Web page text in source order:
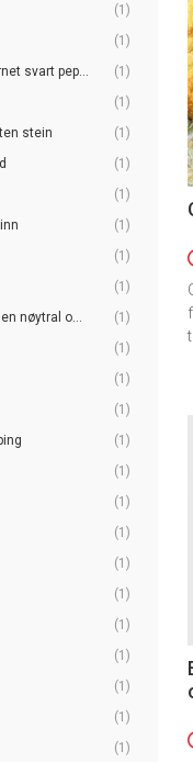
(1)
(1)
svart pep...
(1)
(1)
stein
(1)
(1)
(1)
(1)
(1)
(1)
nøytral o...
(1)
(1)
(1)
(1)
(1)
(1)
(1)
(1)
(1)
(1)
(1)
(1)
(1)
(1)
(1)